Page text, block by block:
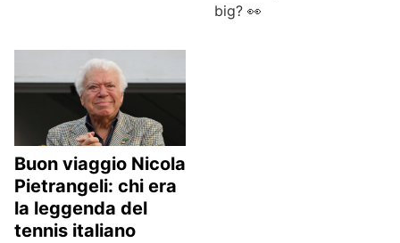
big? 👀
Buon viaggio Nicola
Pietrangeli: chi era
la leggenda del
tennis italiano